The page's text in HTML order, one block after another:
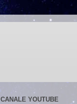
CANALE YOUTUBE